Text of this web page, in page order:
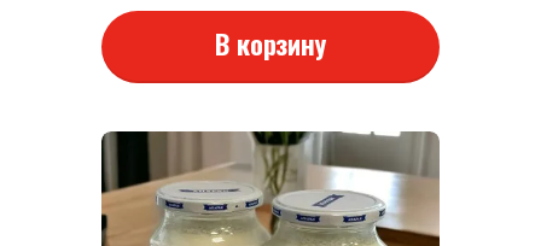
В корзину